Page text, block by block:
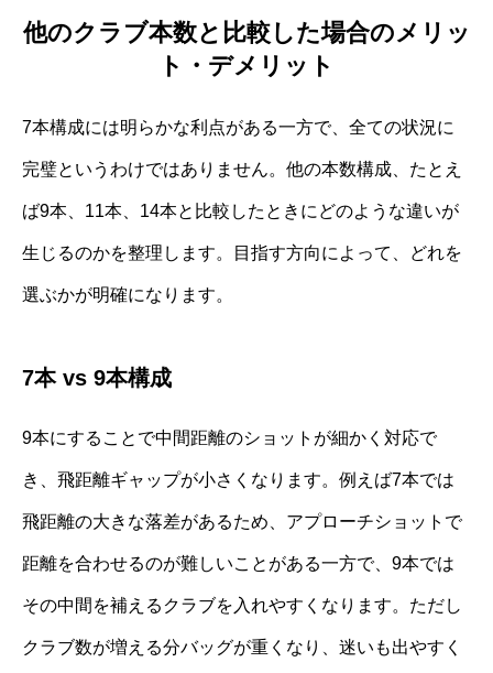
他のクラブ本数と比較した場合のメリッ
ト・デメリット
7本構成には明らかな利点がある一方で、全ての状況に
完璧というわけではありません。他の本数構成、たとえ
ば9本、11本、14本と比較したときにどのような違いが
生じるのかを整理します。目指す方向によって、どれを
選ぶかが明確になります。
7本 vs 9本構成
9本にすることで中間距離のショットが細かく対応で
き、飛距離ギャップが小さくなります。例えば7本では
飛距離の大きな落差があるため、アプローチショットで
距離を合わせるのが難しいことがある一方で、9本では
その中間を補えるクラブを入れやすくなります。ただし
クラブ数が増える分バッグが重くなり、迷いも出やすく